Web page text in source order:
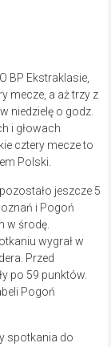
BP Ekstraklasie,
mecze, a aż trzy z
niedzielę o godz.
i głowach
cztery mecze to
Polski.
jeszcze 5
i Pogoń
w środę.
wygrał w
Przed
po 59 punktów.
Pogoń
spotkania do